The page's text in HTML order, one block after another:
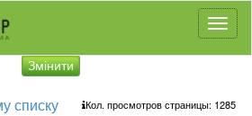
Змінити
списку
Кол. просмотров страницы: 1285